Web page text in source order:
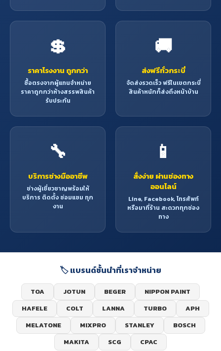
💲
ราคาโรงงาน ถูกกว่า
ซื้อตรงจากผู้แทนจำหน่าย
ราคาถูกกว่าห้างสรรพสินค้า
รับประกัน
🚚
ส่งฟรีทั่วกระบี่
จัดส่งรวดเร็ว ฟรีในเขตกระบี่
สินค้าหนักก็ส่งถึงหน้าบ้าน
🔧
บริการช่างมืออาชีพ
ช่างผู้เชี่ยวชาญพร้อมให้
บริการ ติดตั้ง ซ่อมแซม ทุก
งาน
📱
สั่งง่าย ผ่านช่องทาง
ออนไลน์
Line, Facebook, โทรศัพท์
หรือมาที่ร้าน สะดวกทุกช่อง
ทาง
🏷️ แบรนด์ชั้นนำที่เราจำหน่าย
TOA JOTUN BEGER
NIPPON PAINT
HAFELE
COLT LANNA TURBO
APH
MELATONE
MIXPRO STANLEY
BOSCH
MAKITA
SCG CPAC